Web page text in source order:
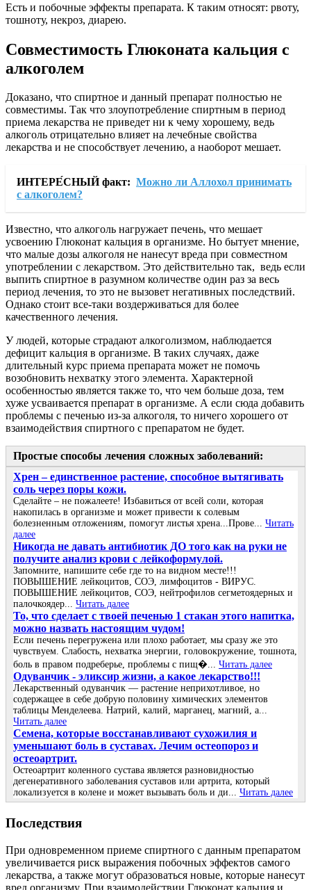
Есть и побочные эффекты препарата. К таким относят: рвоту,
тошноту, некроз, диарею.
Совместимость Глюконата кальция с
алкоголем
Доказано, что спиртное и данный препарат полностью не
совместимы. Так что злоупотребление спиртным в период
приема лекарства не приведет ни к чему хорошему, ведь
алкоголь отрицательно влияет на лечебные свойства
лекарства и не способствует лечению, а наоборот мешает.
ИНТЕРЕ́СНЫЙ факт: Можно ли Аллохол принимать
с алкоголем?
Известно, что алкоголь нагружает печень, что мешает
усвоению Глюконат кальция в организме. Но бытует мнение,
что малые дозы алкоголя не нанесут вреда при совместном
употреблении с лекарством. Это действительно так, ведь если
выпить спиртное в разумном количестве один раз за весь
период лечения, то это не вызовет негативных последствий.
Однако стоит все-таки воздерживаться для более
качественного лечения.
У людей, которые страдают алкоголизмом, наблюдается
дефицит кальция в организме. В таких случаях, даже
длительный курс приема препарата может не помочь
возобновить нехватку этого элемента. Характерной
особенностью является также то, что чем больше доза, тем
хуже усваивается препарат в организме. А если сюда добавить
проблемы с печенью из-за алкоголя, то ничего хорошего от
взаимодействия спиртного с препаратом не будет.
Простые способы лечения сложных заболеваний:
Хрен – единственное растение, способное вытягивать
соль через поры кожи.
Сделайте – не пожалеете! Избавиться от всей соли, которая
накопилась в организме и может привести к солевым
болезненным отложениям, помогут листья хрена...Прове... Читать
далее
Никогда не давать антибиотик ДО того как на руки не
получите анализ крови с лейкоформулой.
Запомните, напишите себе где то на видном месте!!!
ПОВЫШЕНИЕ лейкоцитов, СОЭ, лимфоцитов - ВИРУС.
ПОВЫШЕНИЕ лейкоцитов, СОЭ, нейтрофилов сегметоядерных и
палочкоядер... Читать далее
То, что сделает с твоей печенью 1 стакан этого напитка,
можно назвать настоящим чудом!
Если печень перегружена или плохо работает, мы сразу же это
чувствуем. Слабость, нехватка энергии, головокружение, тошнота,
боль в правом подреберье, проблемы с пищ�... Читать далее
Одуванчик - эликсир жизни, а какое лекарство!!!
Лекарственный одуванчик — растение неприхотливое, но
содержащее в себе добрую половину химических элементов
таблицы Менделеева. Натрий, калий, марганец, магний, а...
Читать далее
Семена, которые восстанавливают сухожилия и
уменьшают боль в суставах. Лечим остеопороз и
остеоартрит.
Остеоартрит коленного сустава является разновидностью
дегенеративного заболевания суставов или артрита, который
локализуется в колене и может вызывать боль и ди... Читать далее
Последствия
При одновременном приеме спиртного с данным препаратом
увеличивается риск выражения побочных эффектов самого
лекарства, а также могут образоваться новые, которые нанесут
вред организму. При взаимодействии Глюконат кальция и